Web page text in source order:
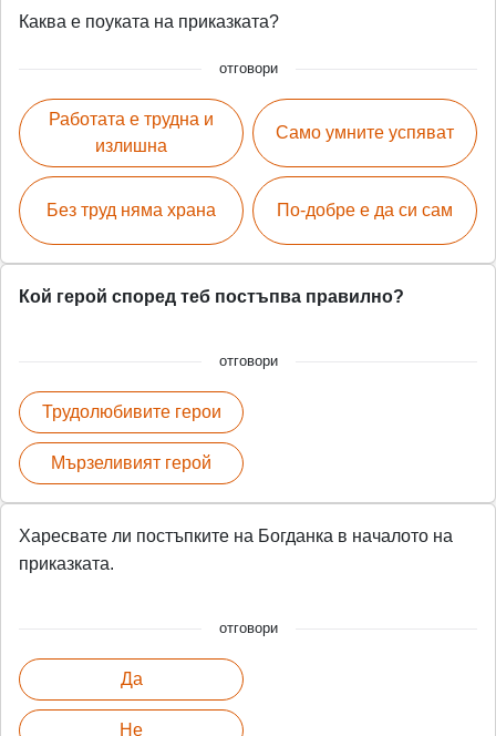
Каква е поуката на приказката?
отговори
Работата е трудна и
излишна
Без труд няма храна
Само умните успяват
По-добре е да си сам
Кой герой според теб постъпва правилно?
отговори
Трудолюбивите герои
Мързеливият герой
Харесвате ли постъпките на Богданка в началото на
приказката.
отговори
Да
Не